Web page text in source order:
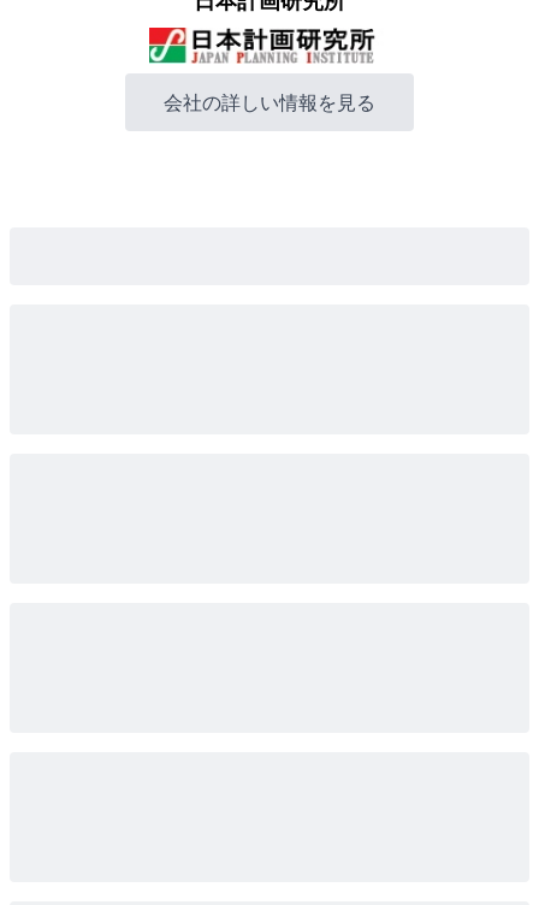
会社の詳しい情報を見る